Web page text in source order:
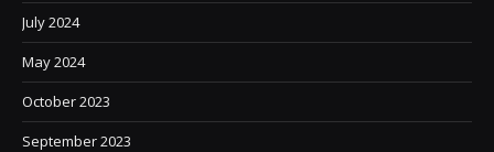
July 2024
May 2024
October 2023
September 2023